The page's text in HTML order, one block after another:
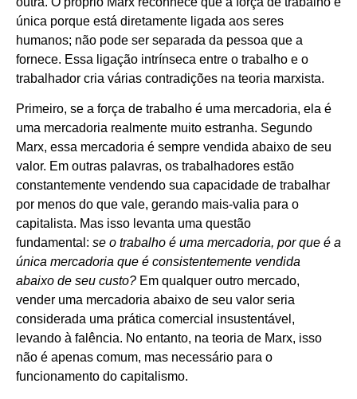
única porque está diretamente ligada aos seres
humanos; não pode ser separada da pessoa que a
fornece. Essa ligação intrínseca entre o trabalho e o
trabalhador cria várias contradições na teoria marxista.
Primeiro, se a força de trabalho é uma mercadoria, ela é
uma mercadoria realmente muito estranha. Segundo
Marx, essa mercadoria é sempre vendida abaixo de seu
valor. Em outras palavras, os trabalhadores estão
constantemente vendendo sua capacidade de trabalhar
por menos do que vale, gerando mais-valia para o
capitalista. Mas isso levanta uma questão
fundamental: se o trabalho é uma mercadoria, por que é a
única mercadoria que é consistentemente vendida
abaixo de seu custo? Em qualquer outro mercado,
vender uma mercadoria abaixo de seu valor seria
considerada uma prática comercial insustentável,
levando à falência. No entanto, na teoria de Marx, isso
não é apenas comum, mas necessário para o
funcionamento do capitalismo.